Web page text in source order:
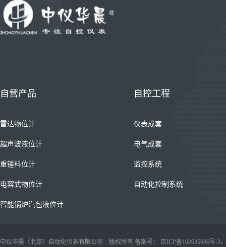
自营产品
雷达物位计
超声波液位计
重锤料位计
电容式物位计
智能锅炉汽包液位计
自控工程
仪表成套
电气成套
监控系统
自动化控制系统
中仪华晨（北京）自动化仪表有限公司 版权所有 备案号： 京ICP备102635696号-3，